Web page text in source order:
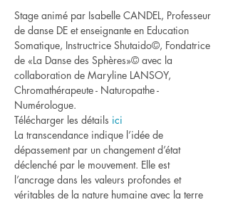
Stage animé par Isabelle CANDEL, Professeur
de danse DE et enseignante en Education
Somatique, Instructrice Shutaido©, Fondatrice
de «La Danse des Sphères»© avec la
collaboration de Maryline LANSOY,
Chromathérapeute - Naturopathe -
Numérologue.
Télécharger les détails ici
La transcendance indique l’idée de
dépassement par un changement d’état
déclenché par le mouvement. Elle est
l’ancrage dans les valeurs profondes et
véritables de la nature humaine avec la terre